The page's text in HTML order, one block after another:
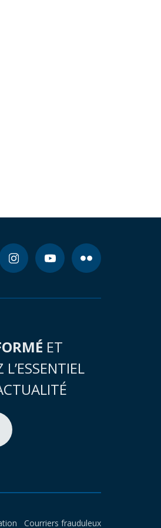
ET
Courriers frauduleux